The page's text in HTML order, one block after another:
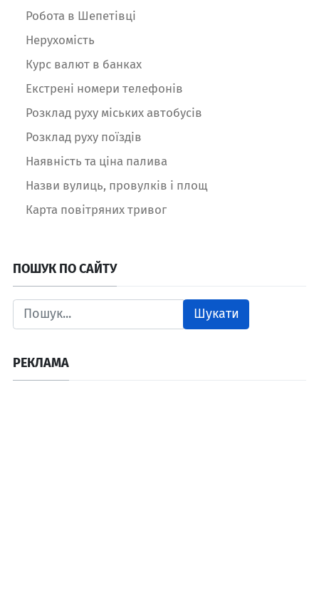
Робота в Шепетівці
Нерухомість
Курс валют в банках
Екстрені номери телефонів
Розклад руху міських автобусів
Розклад руху поїздів
Наявність та ціна палива
Назви вулиць, провулків і площ
Карта повітряних тривог
ПОШУК ПО САЙТУ
Шукати
РЕКЛАМА